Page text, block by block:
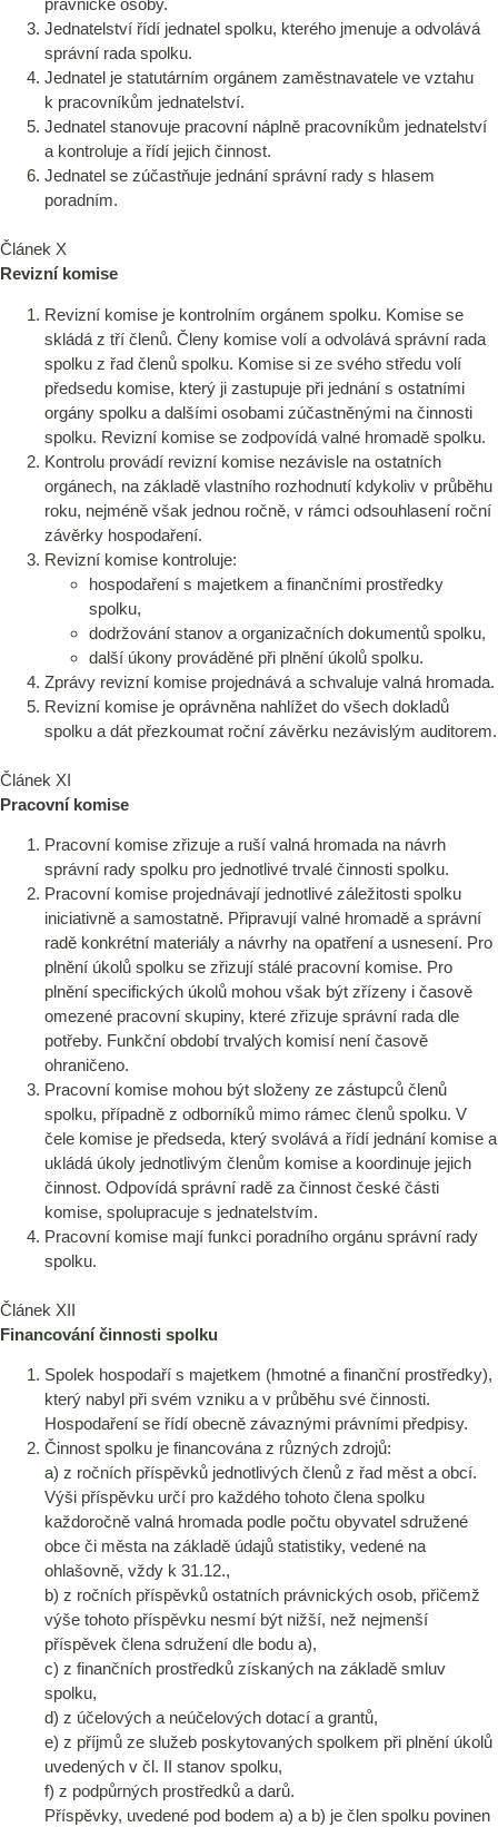
právnické osoby.
Jednatelství řídí jednatel spolku, kterého jmenuje a odvolává
správní rada spolku.
Jednatel je statutárním orgánem zaměstnavatele ve vztahu
k pracovníkům jednatelství.
Jednatel stanovuje pracovní náplně pracovníkům jednatelství
a kontroluje a řídí jejich činnost.
Jednatel se zúčastňuje jednání správní rady s hlasem
poradním.
Článek X
Revizní komise
Revizní komise je kontrolním orgánem spolku. Komise se
skládá z tří členů. Členy komise volí a odvolává správní rada
spolku z řad členů spolku. Komise si ze svého středu volí
předsedu komise, který ji zastupuje při jednání s ostatními
orgány spolku a dalšími osobami zúčastněnými na činnosti
spolku. Revizní komise se zodpovídá valné hromadě spolku.
Kontrolu provádí revizní komise nezávisle na ostatních
orgánech, na základě vlastního rozhodnutí kdykoliv v průběhu
roku, nejméně však jednou ročně, v rámci odsouhlasení roční
závěrky hospodaření.
Revizní komise kontroluje:
hospodaření s majetkem a finančními prostředky
spolku,
dodržování stanov a organizačních dokumentů spolku,
další úkony prováděné při plnění úkolů spolku.
Zprávy revizní komise projednává a schvaluje valná hromada.
Revizní komise je oprávněna nahlížet do všech dokladů
spolku a dát přezkoumat roční závěrku nezávislým auditorem.
Článek XI
Pracovní komise
Pracovní komise zřizuje a ruší valná hromada na návrh
správní rady spolku pro jednotlivé trvalé činnosti spolku.
Pracovní komise projednávají jednotlivé záležitosti spolku
iniciativně a samostatně. Připravují valné hromadě a správní
radě konkrétní materiály a návrhy na opatření a usnesení. Pro
plnění úkolů spolku se zřizují stálé pracovní komise. Pro
plnění specifických úkolů mohou však být zřízeny i časově
omezené pracovní skupiny, které zřizuje správní rada dle
potřeby. Funkční období trvalých komisí není časově
ohraničeno.
Pracovní komise mohou být složeny ze zástupců členů
spolku, případně z odborníků mimo rámec členů spolku. V
čele komise je předseda, který svolává a řídí jednání komise a
ukládá úkoly jednotlivým členům komise a koordinuje jejich
činnost. Odpovídá správní radě za činnost české části
komise, spolupracuje s jednatelstvím.
Pracovní komise mají funkci poradního orgánu správní rady
spolku.
Článek XII
Financování činnosti spolku
Spolek hospodaří s majetkem (hmotné a finanční prostředky),
který nabyl při svém vzniku a v průběhu své činnosti.
Hospodaření se řídí obecně závaznými právními předpisy.
Činnost spolku je financována z různých zdrojů:
a) z ročních příspěvků jednotlivých členů z řad měst a obcí.
Výši příspěvku určí pro každého tohoto člena spolku
každoročně valná hromada podle počtu obyvatel sdružené
obce či města na základě údajů statistiky, vedené na
ohlašovně, vždy k 31.12.,
b) z ročních příspěvků ostatních právnických osob, přičemž
výše tohoto příspěvku nesmí být nižší, než nejmenší
příspěvek člena sdružení dle bodu a),
c) z finančních prostředků získaných na základě smluv
spolku,
d) z účelových a neúčelových dotací a grantů,
e) z příjmů ze služeb poskytovaných spolkem při plnění úkolů
uvedených v čl. II stanov spolku,
f) z podpůrných prostředků a darů.
Příspěvky, uvedené pod bodem a) a b) je člen spolku povinen